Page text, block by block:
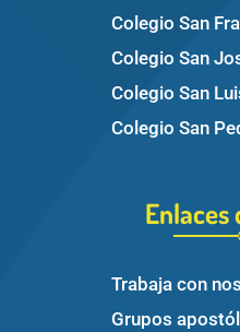
Colegio San
Colegio San
Colegio San
Colegio San
Enlaces
Trabaja con
Grupos